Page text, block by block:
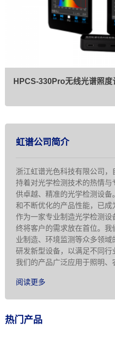
HPCS-330Pro无线光谱照度
虹谱公司简介
浙江虹谱光色科技有限公司
持着对光学检测技术的热情
供卓越、精准的光学检测设
和不断优化的产品性能，已成
作为一家专业制造光学检测
终将客户的需求放在首位。
业制造、环境监测等众多领
研发新型设备，以满足不同行
我们的产品广泛应用于照明
阅读更多
热门产品